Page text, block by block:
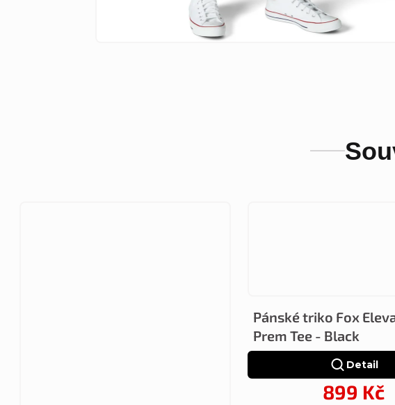
Pánské triko Fox
Prem Tee - Black
899 Kč
Detail